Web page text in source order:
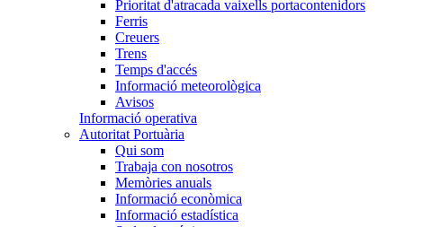
Prioritat d'atracada vaixells portacontenidors
Ferris
Creuers
Trens
Temps d'accés
Informació meteorològica
Avisos
Informació operativa
Autoritat Portuària
Qui som
Trabaja con nosotros
Memòries anuals
Informació econòmica
Informació estadística